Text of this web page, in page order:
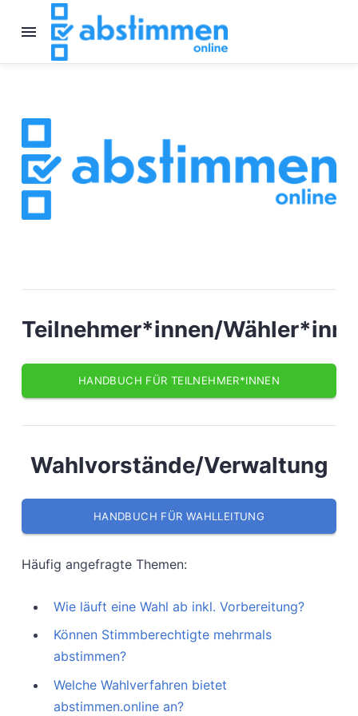
Teilnehmer*innen/
HANDBUCH FÜR TEILNEHMER*INNEN
Wahlvorstände/Verwaltung
HANDBUCH FÜR WAHLLEITUNG
Häufig angefragte Themen:
Wie läuft eine Wahl ab inkl. Vorbereitung?
Können Stimmberechtigte mehrmals
abstimmen?
Welche Wahlverfahren bietet
abstimmen.online an?